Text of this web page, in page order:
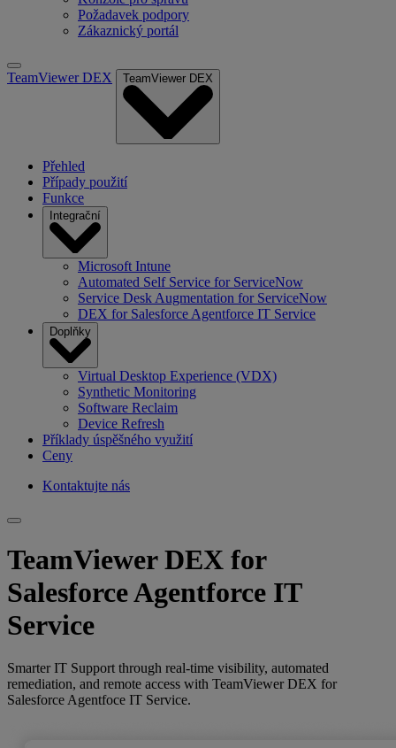
Požadavek podpory
Zákaznický portál
TeamViewer DEX TeamViewer DEX
Přehled
Případy použití
Funkce
Integrační
Microsoft Intune
Automated Self Service for ServiceNow
Service Desk Augmentation for ServiceNow
DEX for Salesforce Agentforce IT Service
Doplňky
Virtual Desktop Experience (VDX)
Synthetic Monitoring
Software Reclaim
Device Refresh
Příklady úspěšného využití
Ceny
Kontaktujte nás
TeamViewer DEX for
Salesforce Agentforce IT
Service
Smarter IT Support through real‑time visibility, automated
remediation, and remote access with TeamViewer DEX for
Salesforce Agentfoce IT Service.